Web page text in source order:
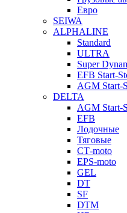
Евро
SEIWA
ALPHALINE
Standard
ULTRA
Super
EFB Start-
AGM Start-
DELTA
AGM Start-
EFB
Лодочные
Тяговые
СТ-moto
EPS-moto
GEL
DT
SF
DTM